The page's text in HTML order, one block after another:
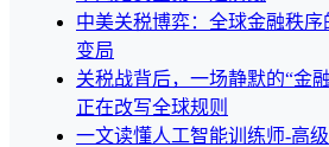
中美关税博弈：全球金融秩序
变局
关税战背后，一场静默的“金
正在改写全球规则
一文读懂人工智能训练师-高